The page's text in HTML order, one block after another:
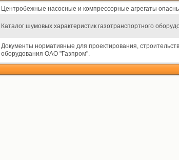
Центробежные насосные и компрессорные агрегаты
Каталог шумовых характеристик газотранспортного
Документы нормативные для проектирования,
оборудования ОАО "Газпром".